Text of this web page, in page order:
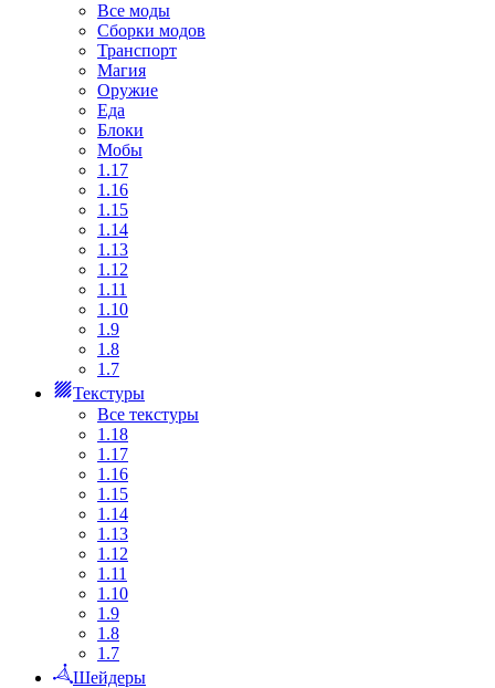
Все моды
Сборки модов
Транспорт
Магия
Оружие
Еда
Блоки
Мобы
1.17
1.16
1.15
1.14
1.13
1.12
1.11
1.10
1.9
1.8
1.7
Текстуры
Все текстуры
1.18
1.17
1.16
1.15
1.14
1.13
1.12
1.11
1.10
1.9
1.8
1.7
Шейдеры